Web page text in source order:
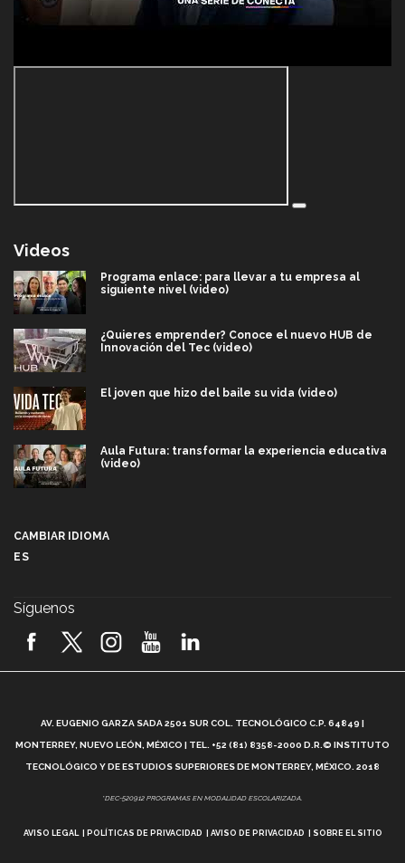
Videos
Programa enlace: para llevar a tu empresa al
siguiente nivel (video)
¿Quieres emprender? Conoce el nuevo HUB de
Innovación del Tec (video)
El joven que hizo del baile su vida (video)
Aula Futura: transformar la experiencia educativa
(video)
2026! (video)
¿Cómo es el Modelo Educativo Tec? (video)
Vida Tec: Feminismo e Inteligencia Artificial, Paola
CAMBIAR IDIOMA
ES
Síguenos
AV. EUGENIO GARZA SADA 2501 SUR COL. TECNOLÓGICO C.P. 64849 |
MONTERREY, NUEVO LEÓN, MÉXICO | TEL. +52 (81) 8358-2000 D.R.© INSTITUTO
TECNOLÓGICO Y DE ESTUDIOS SUPERIORES DE MONTERREY, MÉXICO. 2018
*DEC-520912 PROGRAMAS EN MODALIDAD ESCOLARIZADA.
AVISO LEGAL POLÍTICAS DE PRIVACIDAD AVISO DE PRIVACIDAD SOBRE EL SITIO